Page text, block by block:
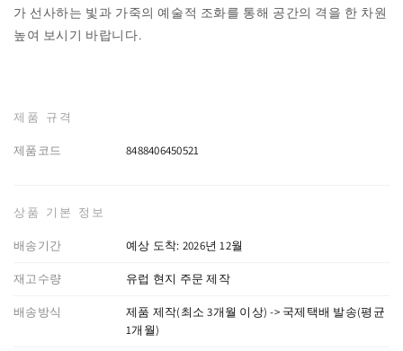
가 선사하는 빛과 가죽의 예술적 조화를 통해 공간의 격을 한 차원
높여 보시기 바랍니다.
제품 규격
제품코드 8488406450521
상품 기본 정보
배송기간 예상 도착: 2026년 12월
재고수량 유럽 현지 주문 제작
배송방식
제품 제작(최소 3개월 이상) -> 국제택배 발송(평균
1개월)